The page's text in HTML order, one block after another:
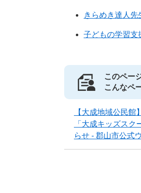
きらめき達人先
子どもの学習支
このペー
こんなペ
【大成地域公民
「大成キッズスク
らせ - 郡山市公式